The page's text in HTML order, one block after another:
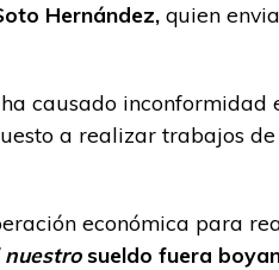
Hernández, quien
causado inconformidad
a realizar trabajos
económica para
nuestrosueldo fuera